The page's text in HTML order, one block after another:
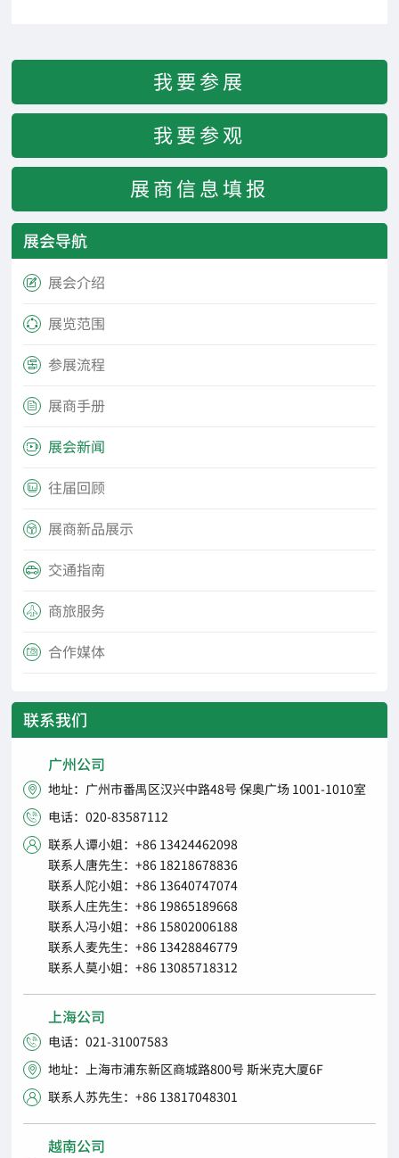
我要参展
我要参观
展商信息填报
展会导航
 展会介绍
 展览范围
 参展流程
 展商手册
 展会新闻
 往届回顾
 展商新品展示
 交通指南
 商旅服务
 合作媒体
联系我们
广州公司
 地址：广州市番禺区汉兴中路48号 保奥广场 1001-1010室
 电话：020-83587112

联系人谭小姐：+86 13424462098
联系人唐先生：+86 18218678836
联系人陀小姐：+86 13640747074
联系人庄先生：+86 19865189668
联系人冯小姐：+86 15802006188
联系人麦先生：+86 13428846779
联系人莫小姐：+86 13085718312
上海公司
 电话：021-31007583
 地址：上海市浦东新区商城路800号 斯米克大厦6F
 联系人苏先生：+86 13817048301
越南公司